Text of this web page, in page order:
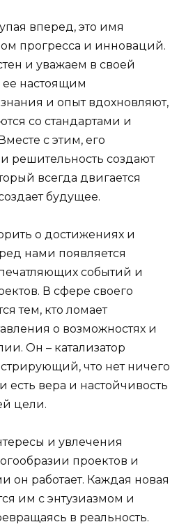
вперед, это имя
прогресса и инноваций.
и уважаем в своей
ее настоящим
и опыт вдохновляют,
со стандартами и
с этим, его
решительность создают
всегда двигается
будущее.
о достижениях и
нами появляется
событий и
В сфере своего
тем, кто ломает
о возможностях и
Он – катализатор
что нет ничего
есть вера и настойчивость
цели.
и увлечения
проектов и
он работает. Каждая новая
им с энтузиазмом и
в реальность.